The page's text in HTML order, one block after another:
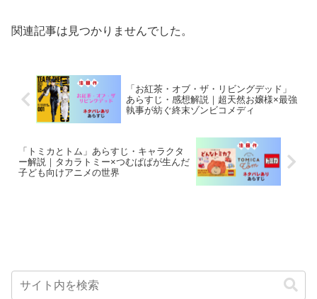
関連記事は見つかりませんでした。
「お紅茶・オブ・ザ・リビングデッド」
あらすじ・感想解説｜超天然お嬢様×最強
執事が紡ぐ終末ゾンビコメディ
「トミカとトム」あらすじ・キャラクタ
ー解説｜タカラトミー×つむぱぱが生んだ
子ども向けアニメの世界